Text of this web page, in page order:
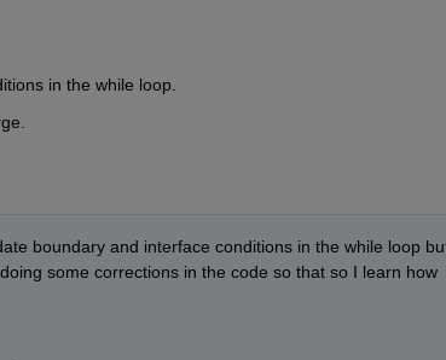
in the while loop.
boundary and interface conditions in the while loop
some corrections in the code so that so I learn how